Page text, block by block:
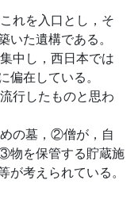
れを入口とし，そ
いた遺構である。
中し，西日本では
偏在している。
行したものと思わ
の墓，②僧が，自
物を保管する貯蔵施
考えられている。